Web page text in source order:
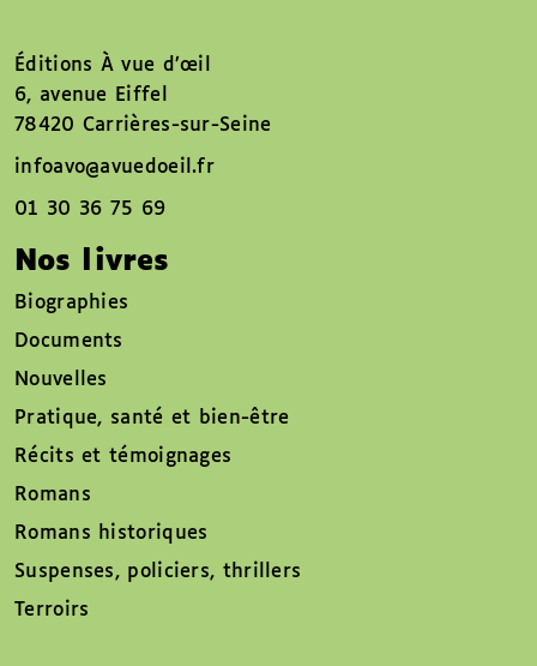
Éditions À vue d’œil
6, avenue Eiffel
78420 Carrières-sur-Seine
infoavo@avuedoeil.fr
01 30 36 75 69
Nos livres
Biographies
Documents
Nouvelles
Pratique, santé et bien-être
Récits et témoignages
Romans
Romans historiques
Suspenses, policiers, thrillers
Terroirs